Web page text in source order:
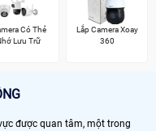
Có Thẻ
Lưu Trữ
Lắp Camera Xoay
360
được quan tâm, một trong